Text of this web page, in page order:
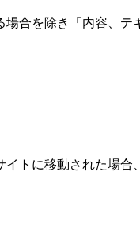
合を除き「内容、
トに移動された場